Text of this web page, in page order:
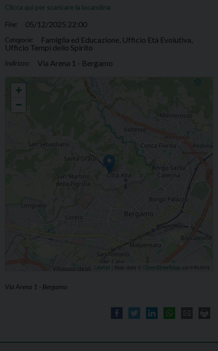
Clicca qui per scaricare la locandina
Fine: 05/12/2025 22:00
Categorie:
Famiglia ed Educazione, Ufficio Età Evolutiva,
Ufficio Tempi dello Spirito
Indirizzo: Via Arena 1 - Bergamo
Giovani in Preghiera
+
−
Leaflet | Map data © OpenStreetMap contributors
Via Arena 1 - Bergamo